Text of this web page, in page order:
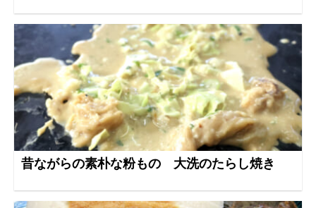
昔ながらの素朴な粉もの 大洗のたらし焼き